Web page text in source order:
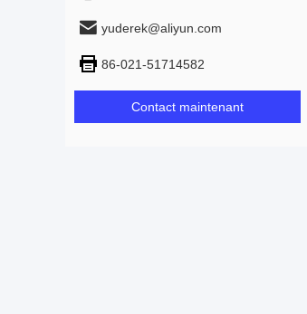
yuderek@aliyun.com
86-021-51714582
Contact maintenant